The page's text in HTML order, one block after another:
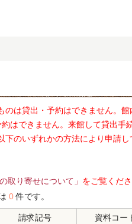
は貸出・予約はできません。
はできません。来館して貸出手
のいずれかの方法により申請し
取り寄せについて」 をご覧くだ
0件です。
請求記号
資料コー